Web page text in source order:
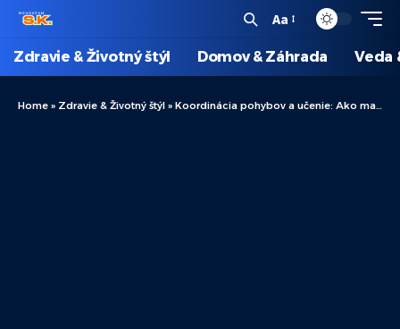
Aa
Zdravie & Životný štýl Domov & Záhrada Veda
Home » Zdravie & Životný štýl » Koordinácia pohybov a učenie: Ako malý mozoček ovplyvňuje tieto dve schopnosti